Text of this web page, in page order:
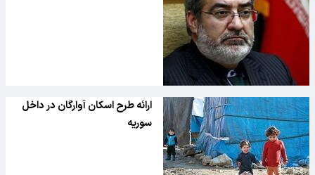
ارائه طرح اسکان آوارگان در داخل
سوریه